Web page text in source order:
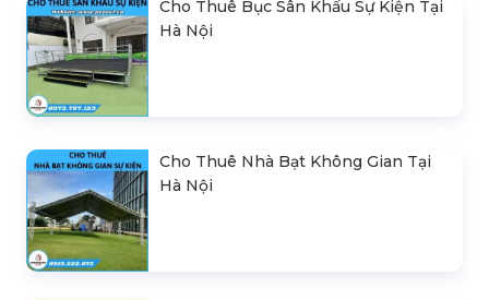
Cho Thuê Bục Sân Khấu Sự Kiện Tại
Hà Nội
Cho Thuê Nhà Bạt Không Gian Tại
Hà Nội